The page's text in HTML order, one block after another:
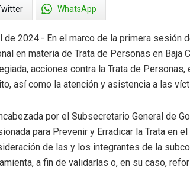
WhatsApp
de 2024.- En el marco de la primera sesión
en materia de Trata de Personas en Baja
acciones contra la Trata de
así como la atención y asistencia a las
por el Subsecretario General de
para Prevenir y Erradicar la Trata en
de las y los integrantes de la
a fin de validarlas o, en su caso,